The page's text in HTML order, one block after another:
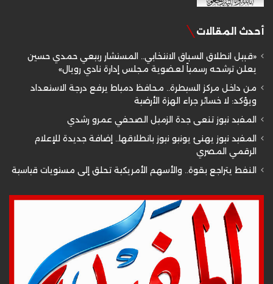
أحدث المقالات
«قبيل انطلاق السباق الانتخابي.. المستشار ربيعي حمدي حسين
يعلن ترشحه رسمياً لعضوية مجلس إدارة نادي رويال»
من داخل مركز السيطرة.. محافظ دمياط يرفع درجة الاستعداد
ويؤكد: لا خسائر جراء الهزة الأرضية
المفيد نيوز تنعى جدة الزميل الصحفي عمرو رشدي
المفيد نيوز يهنئ يونيو نيوز بانطلاقها.. إضافة جديدة للإعلام
الرقمي المصري
النفط يتراجع بقوة.. والأسهم الأمريكية تحلق إلى مستويات قياسية